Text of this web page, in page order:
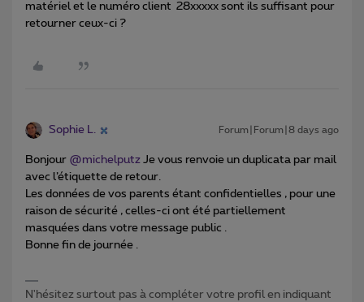
matériel et le numéro client 28xxxxx sont ils suffisant pour
retourner ceux-ci ?
Sophie L. Forum|Forum|8 days ago
Bonjour ​ @michelputz Je vous renvoie un duplicata par mail
avec l’étiquette de retour.
Les données de vos parents étant confidentielles , pour une
raison de sécurité , celles-ci ont été partiellement
masquées dans votre message public .
Bonne fin de journée .
N'hésitez surtout pas à compléter votre profil en indiquant